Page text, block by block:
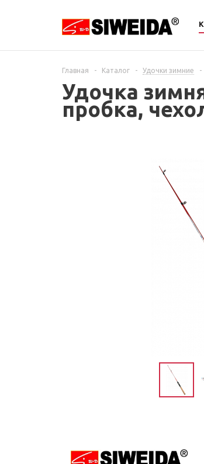
Главная - Каталог - Удочки зимние -
Удочка
пробка,